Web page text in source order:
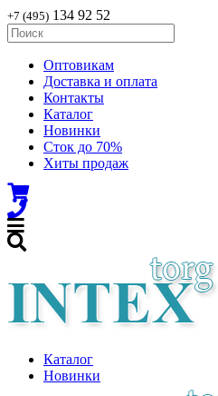
+7 (495) 134 92 52
Оптовикам
Доставка и оплата
Контакты
Каталог
Новинки
Сток до 70%
Хиты продаж
Каталог
Новинки